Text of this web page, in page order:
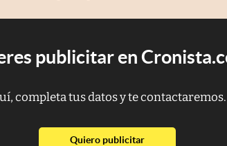
publicitar en
completa tus datos y te contactaremos.
Quiero publicitarabre en nueva